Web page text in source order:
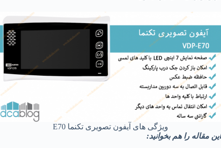
ویژگی های آیفون تصویری تکنما E70
این مقاله را هم بخوانید: